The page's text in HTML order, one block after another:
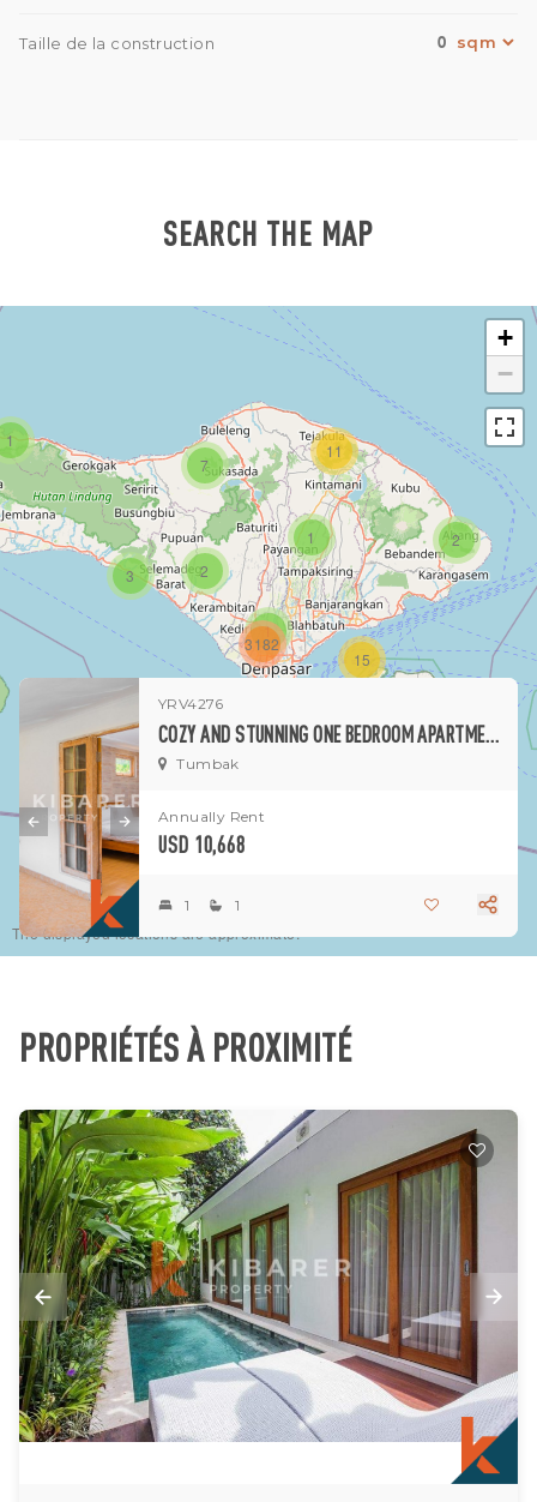
Taille de la construction 0
SEARCH THE MAP
1
1
1
3
7
2
15
11
3182
2
+
−
The displayed locations are approximate.
YRV4276
COZY AND STUNNING ONE BEDROOM APARTMENT SITUATED IN TUMBAK BAYUH
Tumbak
Annually Rent
USD 10,668
1 1
PROPRIÉTÉS À PROXIMITÉ